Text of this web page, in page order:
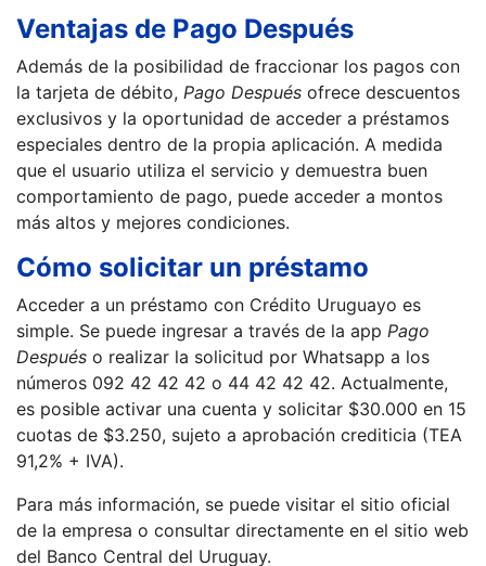
Ventajas de Pago Después
Además de la posibilidad de fraccionar los pagos con
la tarjeta de débito, Pago Después ofrece descuentos
exclusivos y la oportunidad de acceder a préstamos
especiales dentro de la propia aplicación. A medida
que el usuario utiliza el servicio y demuestra buen
comportamiento de pago, puede acceder a montos
más altos y mejores condiciones.
Cómo solicitar un préstamo
Acceder a un préstamo con Crédito Uruguayo es
simple. Se puede ingresar a través de la app Pago
Después o realizar la solicitud por Whatsapp a los
números 092 42 42 42 o 44 42 42 42. Actualmente,
es posible activar una cuenta y solicitar $30.000 en 15
cuotas de $3.250, sujeto a aprobación crediticia (TEA
91,2% + IVA).
Para más información, se puede visitar el sitio oficial
de la empresa o consultar directamente en el sitio web
del Banco Central del Uruguay.